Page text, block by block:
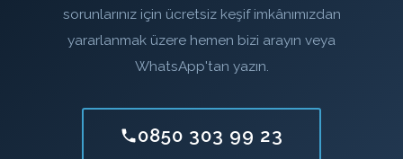
sorunlarınız için ücretsiz keşif imkânımızdan
yararlanmak üzere hemen bizi arayın veya
WhatsApp'tan yazın.
0850 303 99 23